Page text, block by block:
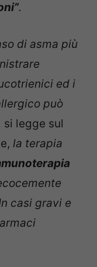
.
di asma più
ed i
può
si legge sul
la terapia
casi gravi e